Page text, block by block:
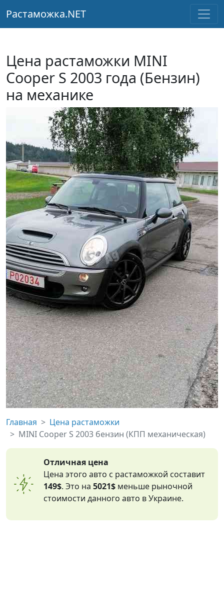
Растаможка.NET
Цена растаможки MINI
Cooper S 2003 года (Бензин)
на механике
Главная
Цена растаможки
MINI Cooper S 2003 бензин (КПП механическая)
Отличная цена
Цена этого авто с растаможкой составит
149$. Это на5021$ меньше рыночной
стоимости данного авто в Украине.